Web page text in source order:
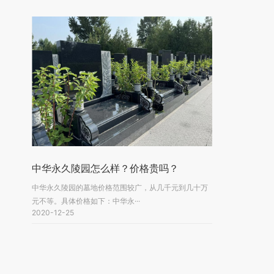
中华永久陵园怎么样？价格贵吗？
‌中华永久陵园的墓地价格范围较广，从几千元到几十万
元不等‌。具体价格如下：中华永···
2020-12-25